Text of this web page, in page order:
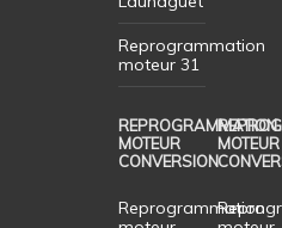
Reprogrammation
moteur 31
REPROGRAMMATION
MOTEUR
CONVERSION
Reprogrammation
MOTEUR